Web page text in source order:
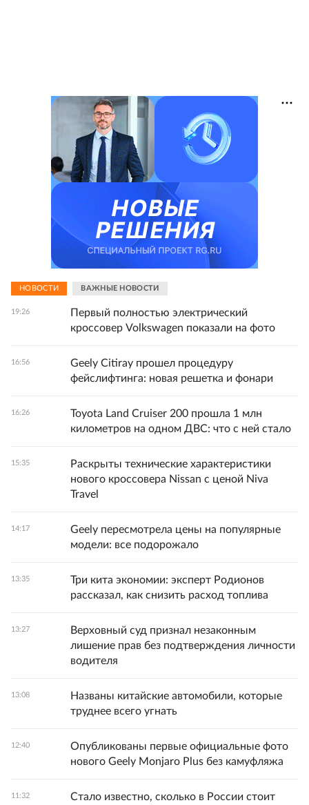
НОВОСТИ ВАЖНЫЕ НОВОСТИ
19:26
Первый полностью электрический
кроссовер Volkswagen показали на фото
16:56
Geely Citiray прошел процедуру
фейслифтинга: новая решетка и фонари
16:26
Toyota Land Cruiser 200 прошла 1 млн
километров на одном ДВС: что с ней стало
15:35
Раскрыты технические характеристики
нового кроссовера Nissan с ценой Niva
Travel
14:17
Geely пересмотрела цены на популярные
модели: все подорожало
13:35
Три кита экономии: эксперт Родионов
рассказал, как снизить расход топлива
13:27
Верховный суд признал незаконным
лишение прав без подтверждения личности
водителя
13:08
Названы китайские автомобили, которые
труднее всего угнать
12:40
Опубликованы первые официальные фото
нового Geely Monjaro Plus без камуфляжа
11:32
Стало известно, сколько в России стоит